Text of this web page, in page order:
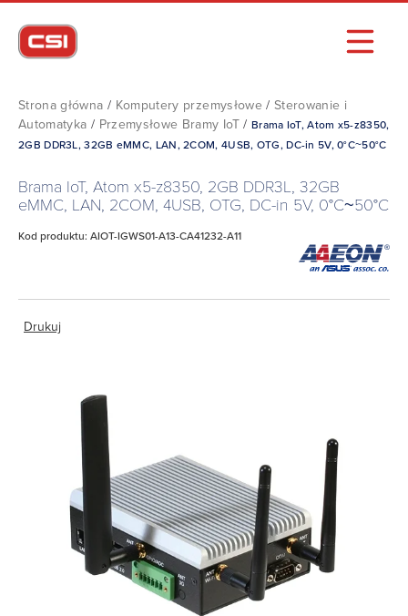
Strona główna / Komputery przemysłowe /Sterowanie i
Automatyka / Przemysłowe Bramy IoT/ Brama IoT, Atom x5-z8350,
2GB DDR3L, 32GB eMMC, LAN, 2COM, 4USB, OTG, DC-in 5V, 0°C~50°C
Brama IoT, Atom x5-z8350, 2GB DDR3L, 32GB
eMMC, LAN, 2COM, 4USB, OTG, DC-in 5V, 0°C~50°C
Kod produktu: AIOT-IGWS01-A13-CA41232-A11
Drukuj